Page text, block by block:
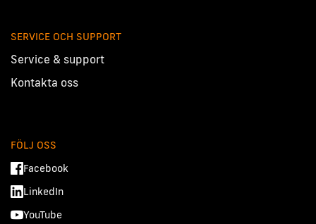
SERVICE OCH SUPPORT
Service & support
Kontakta oss
FÖLJ OSS
Facebook
LinkedIn
YouTube